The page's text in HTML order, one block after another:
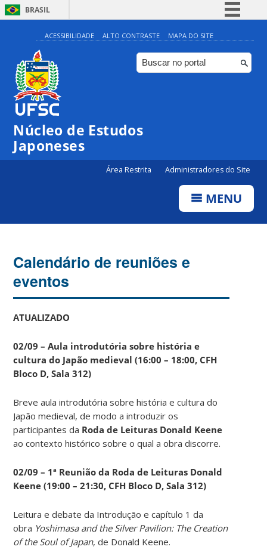
BRASIL
Simplifique!
Comunica BR
Participe
ACESSIBILIDADE ALTO CONTRASTE MAPA DO SITE
Núcleo de Estudos
Japoneses
Área Restrita Administradores do Site
MENU
Calendário de reuniões e
eventos
ATUALIZADO
02/09 – Aula introdutória sobre história e
cultura do Japão medieval (16:00 – 18:00, CFH
Bloco D, Sala 312)
Breve aula introdutória sobre história e cultura do
Japão medieval, de modo a introduzir os
participantes da Roda de Leituras Donald Keene
ao contexto histórico sobre o qual a obra discorre.
02/09 – 1ª Reunião da Roda de Leituras Donald
Keene (19:00 – 21:30, CFH Bloco D, Sala 312)
Leitura e debate da Introdução e capítulo 1 da
obra Yoshimasa and the Silver Pavilion: The Creation
of the Soul of Japan, de Donald Keene.